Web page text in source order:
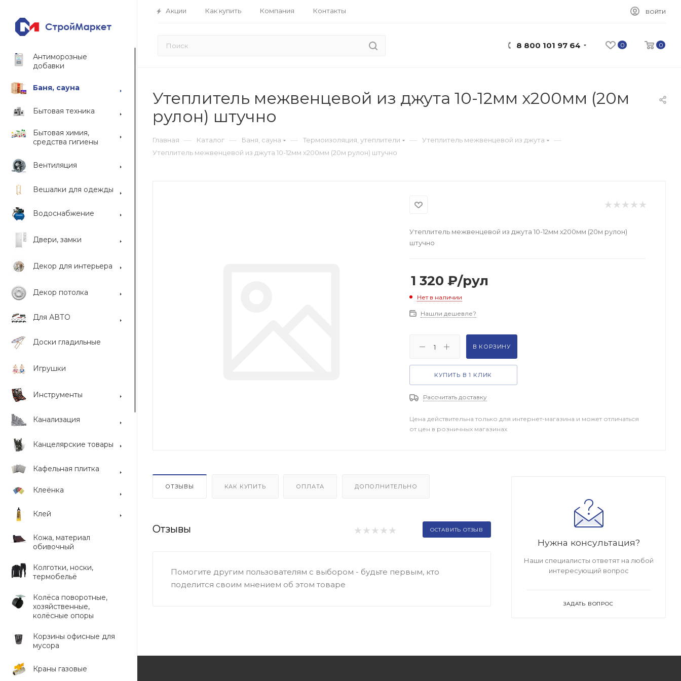
Акции Как купить Компания Контакты ВОЙТИ
0 0
8 800 101 97 64
Антиморозные
добавки
Баня, сауна
Бытовая техника
Бытовая химия,
средства гигиены
Вентиляция
Вешалки для одежды
Водоснабжение
Двери, замки
Декор для интерьера
Декор потолка
Для АВТО
Доски гладильные
Игрушки
Инструменты
Канализация
Канцелярские товары
Кафельная плитка
Клеёнка
Клей
Кожа, материал
обивочный
Колготки, носки,
термобельё
Колёса поворотные,
хозяйственные,
колёсные опоры
Корзины офисные для
мусора
Краны газовые
Утеплитель межвенцевой из джута 10-12мм х200мм (20м
рулон) штучно
Главная — Каталог — Баня, сауна — Термоизоляция, утеплители — Утеплитель межвенцевой из джута —
Утеплитель межвенцевой из джута 10-12мм х200мм (20м рулон) штучно
Утеплитель межвенцевой из джута 10-12мм х200мм (20м рулон)
штучно
1 320 ₽/рул
Нет в наличии
Нашли дешевле?
В КОРЗИНУ
КУПИТЬ В 1 КЛИК
Рассчитать доставку
Цена действительна только для интернет-магазина и может отличаться
от цен в розничных магазинах
ОТЗЫВЫ КАК КУПИТЬ ОПЛАТА ДОПОЛНИТЕЛЬНО
Отзывы ОСТАВИТЬ ОТЗЫВ
Помогите другим пользователям с выбором - будьте первым, кто
поделится своим мнением об этом товаре
Нужна консультация?
Наши специалисты ответят на любой
интересующий вопрос
ЗАДАТЬ ВОПРОС